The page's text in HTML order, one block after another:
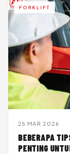
FORKLIFT
25 MAR 2026
BEBERAPA
PENTING